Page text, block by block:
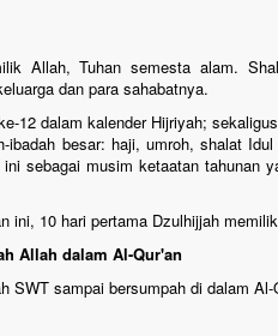
Allah, Tuhan semesta alam.
dan para sahabatnya.
12 dalam kalender Hijriyah;
ibadah besar: haji, umroh, shalat
sebagai musim ketaatan tahunan
ini, 10 hari pertama Dzulhijjah
Allah dalam Al-Qur'an
SWT sampai bersumpah di dalam Al-